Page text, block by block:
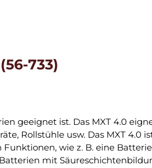
733)
geeignet ist. Das MXT 4.0
Rollstühle usw. Das MXT
wie z. B. eine
mit